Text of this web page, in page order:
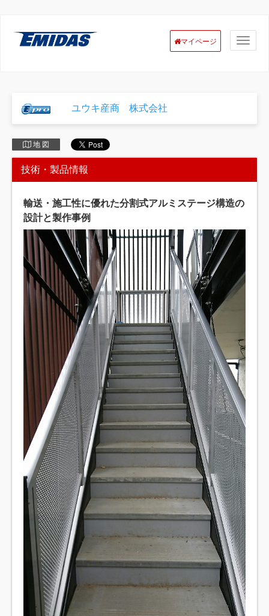
マイページ
ユウキ産商 株式会社
地 図
技術・製品情報
輸送・施工性に優れた分割式アルミステージ構造の
設計と製作事例